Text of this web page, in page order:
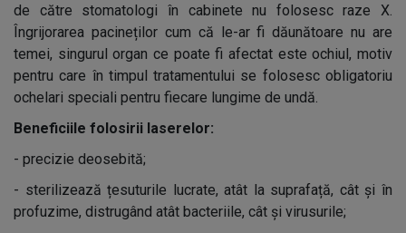
de către stomatologi în cabinete nu folosesc raze X.
Îngrijorarea pacineților cum că le-ar fi dăunătoare nu are
temei, singurul organ ce poate fi afectat este ochiul, motiv
pentru care în timpul tratamentului se folosesc obligatoriu
ochelari speciali pentru fiecare lungime de undă.
Beneficiile folosirii laserelor:
- precizie deosebită;
- sterilizează țesuturile lucrate, atât la suprafață, cât și în
profuzime, distrugând atât bacteriile, cât și virusurile;